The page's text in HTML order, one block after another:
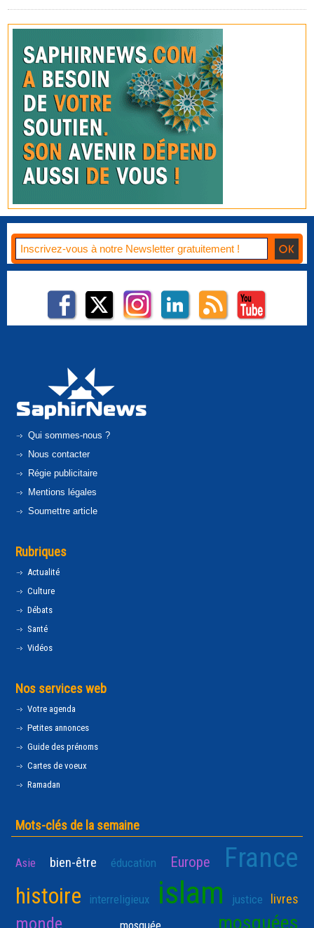
Qui sommes-nous ?
Nous contacter
Régie publicitaire
Mentions légales
Soumettre article
Rubriques
Actualité
Culture
Débats
Santé
Vidéos
Nos services web
Votre agenda
Petites annonces
Guide des prénoms
Cartes de voeux
Ramadan
Mots-clés de la semaine
Asie bien-être éducation Europe France
histoire interreligieux islam justice livres
monde mosquée mosquées